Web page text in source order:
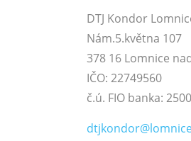
DTJ Kondor
Nám.5.května 107
378 16 Lomnice
IČO: 22749560
č.ú. FIO banka: